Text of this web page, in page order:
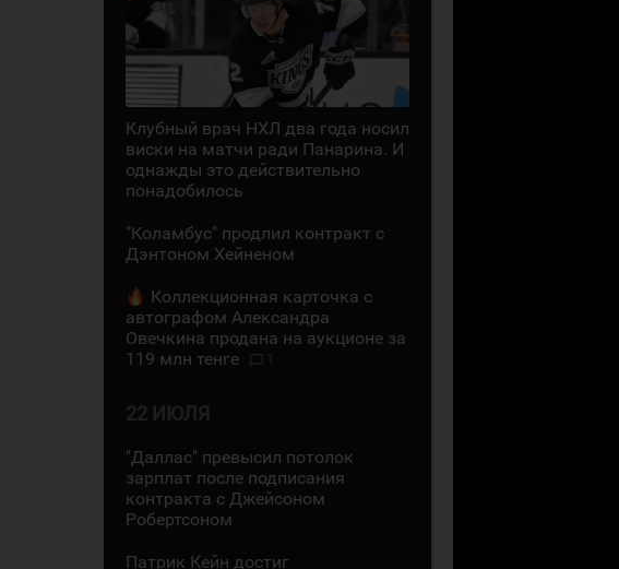
Клубный врач НХЛ два года носил
виски на матчи ради Панарина. И
однажды это действительно
понадобилось
"Коламбус" продлил контракт с
Дэнтоном Хейненом
Коллекционная карточка с
автографом Александра
Овечкина продана на аукционе за
119 млн тенге
22 ИЮЛЯ
"Даллас" превысил потолок
зарплат после подписания
контракта с Джейсоном
Робертсоном
Патрик Кейн достиг